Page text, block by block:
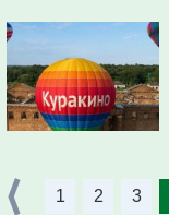
1 2 3